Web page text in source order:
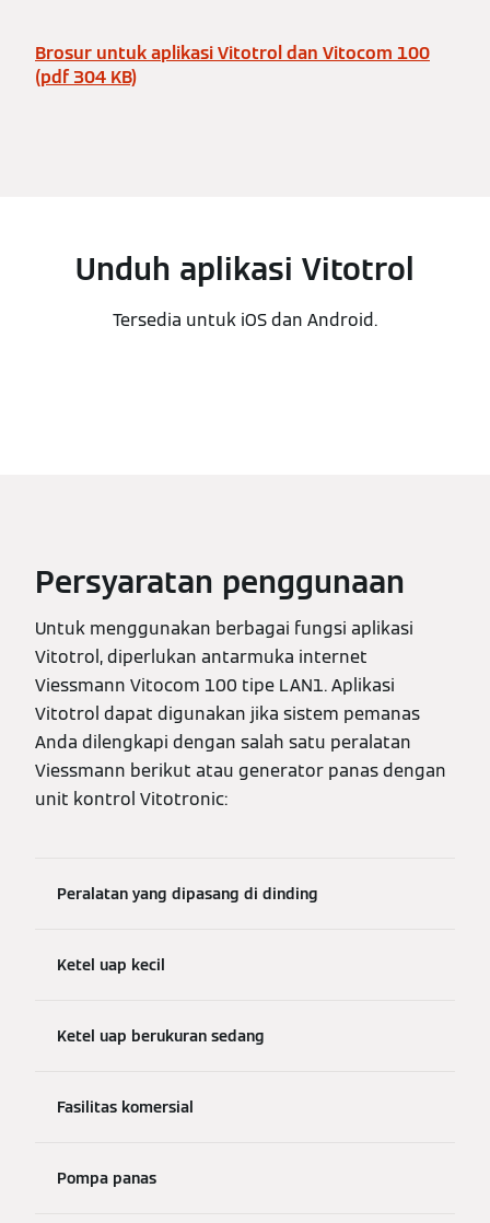
Brosur untuk aplikasi Vitotrol dan Vitocom 100
(pdf 304 KB)
Unduh aplikasi Vitotrol
Tersedia untuk iOS dan Android.
Persyaratan penggunaan
Untuk menggunakan berbagai fungsi aplikasi
Vitotrol, diperlukan antarmuka internet
Viessmann Vitocom 100 tipe LAN1. Aplikasi
Vitotrol dapat digunakan jika sistem pemanas
Anda dilengkapi dengan salah satu peralatan
Viessmann berikut atau generator panas dengan
unit kontrol Vitotronic:
Peralatan yang dipasang di dinding
Ketel uap kecil
Ketel uap berukuran sedang
Fasilitas komersial
Pompa panas